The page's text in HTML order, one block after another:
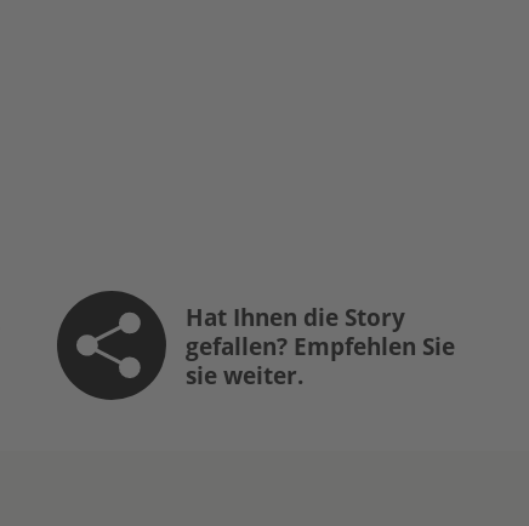
Hat Ihnen die Story
gefallen? Empfehlen Sie
sie weiter.